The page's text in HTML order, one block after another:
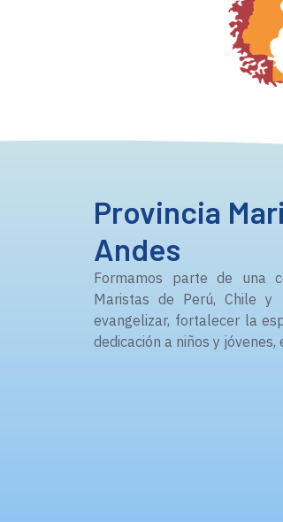
Provincia
Andes
Formamos parte de una
Maristas de Perú, Chile y
evangelizar, fortalecer la
dedicación a niños y